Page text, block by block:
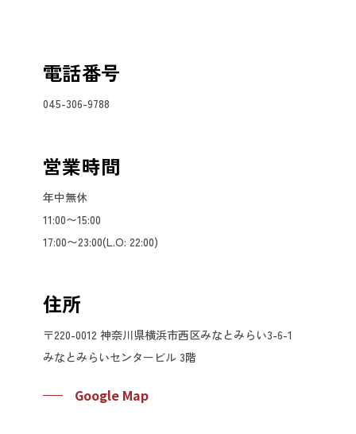
電話番号
045-306-9788
営業時間
年中無休
11:00〜15:00
17:00〜23:00(L.O: 22:00)
住所
〒220-0012 神奈川県横浜市西区みなとみらい3-6-1
みなとみらいセンタービル 3階
Google Map